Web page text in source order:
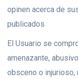
opinen acerca de
publicados
El Usuario se
amenazante,
obsceno o injurioso,